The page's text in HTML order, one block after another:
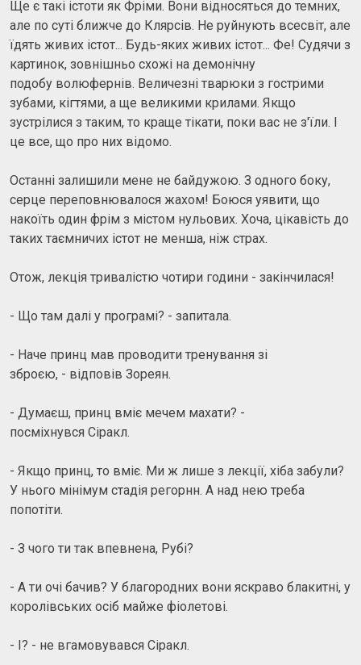
Ще є такі істоти як Фріми. Вони відносяться до темних,
але по суті ближче до Клярсів. Не руйнують всесвіт, але
їдять живих істот... Будь-яких живих істот... Фе! Судячи з
картинок, зовнішньо схожі на демонічну
подобу волюфернів. Величезні тварюки з гострими
зубами, кігтями, а ще великими крилами. Якщо
зустрілися з таким, то краще тікати, поки вас не з'їли. І
це все, що про них відомо.
Останні залишили мене не байдужою. З одного боку,
серце переповнювалося жахом! Боюся уявити, що
накоїть один фрім з містом нульових. Хоча, цікавість до
таких таємничих істот не менша, ніж страх.
Отож, лекція тривалістю чотири години - закінчилася!
- Що там далі у програмі? - запитала.
- Наче принц мав проводити тренування зі
зброєю, - відповів Зореян.
- Думаєш, принц вміє мечем махати? -
посміхнувся Сіракл.
- Якщо принц, то вміє. Ми ж лише з лекції, хіба забули?
У нього мінімум стадія регорнн. А над нею треба
попотіти.
- З чого ти так впевнена, Рубі?
- А ти очі бачив? У благородних вони яскраво блакитні, у
королівських осіб майже фіолетові.
- І? - не вгамовувався Сіракл.